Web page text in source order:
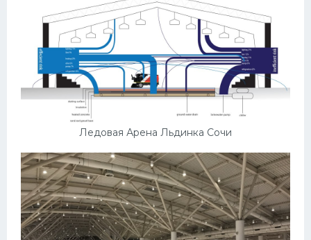
Ледовая Арена Льдинка Сочи